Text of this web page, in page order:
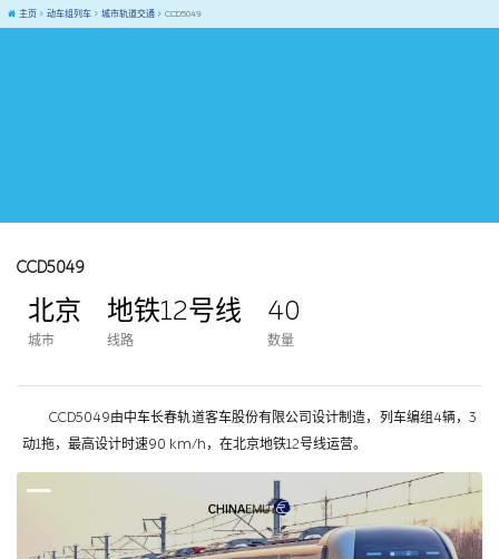
主页 动车组列车 城市轨道交通 CCD5049
CCD5049
北京
城市
地铁12号线
线路
40
数量
CCD5049由中车长春轨道客车股份有限公司设计制造，列车编组4辆，3
动1拖，最高设计时速90 km/h，在北京地铁12号线运营。